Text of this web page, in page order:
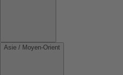
Asie / Moyen-Orient